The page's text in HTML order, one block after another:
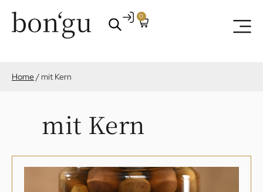
0
Home/mit Kern
mit Kern